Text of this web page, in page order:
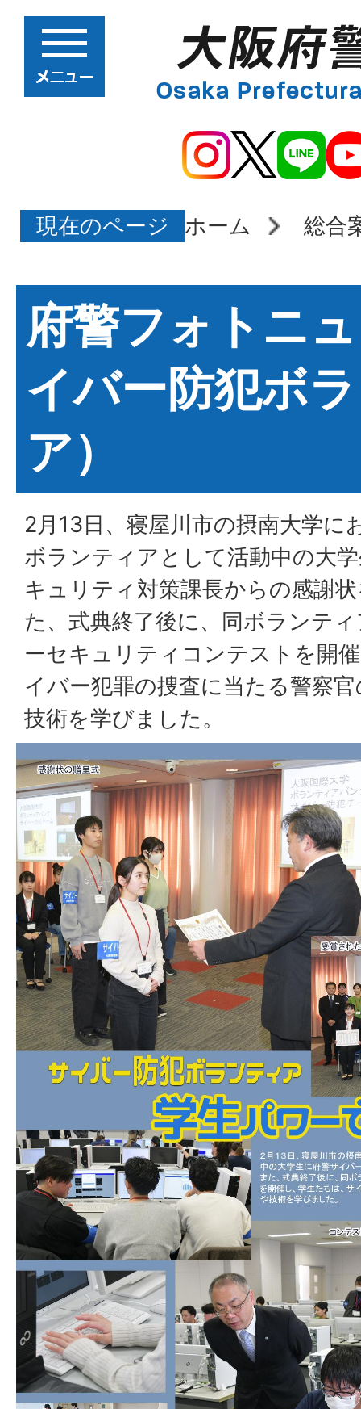
現在のページ ホーム 総合
府警フォトニ
イバー防犯ボ
ア）
2月13日、寝屋川市の摂南大学に
ボランティアとして活動中の大
キュリティ対策課長からの感謝
た、式典終了後に、同ボランテ
ーセキュリティコンテストを開
イバー犯罪の捜査に当たる警察
技術を学びました。